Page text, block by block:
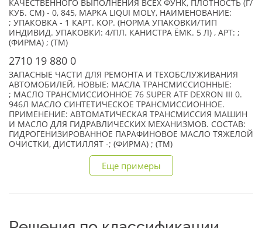
КАЧЕСТВЕННОГО ВЫПОЛНЕНИЯ ВСЕХ ФУНК, ПЛОТНОСТЬ (Г/
КУБ. СМ) - 0, 845, МАРКА LIQUI MOLY, НАИМЕНОВАНИЕ:
; УПАКОВКА - 1 КАРТ. КОР. (НОРМА УПАКОВКИ/ТИП
ИНДИВИД. УПАКОВКИ: 4/ПЛ. КАНИСТРА ЁМК. 5 Л) , АРТ: ;
(ФИРМА) ; (TM)
2710 19 880 0
ЗАПАСНЫЕ ЧАСТИ ДЛЯ РЕМОНТА И ТЕХОБСЛУЖИВАНИЯ
АВТОМОБИЛЕЙ, НОВЫЕ: МАСЛА ТРАНСМИССИОННЫЕ:
; МАСЛО ТРАНСМИССИОННОЕ 76 SUPER ATF DEXRON III 0.
946Л МАСЛО СИНТЕТИЧЕСКОЕ ТРАНСМИССИОННОЕ.
ПРИМЕНЕНИЕ: АВТОМАТИЧЕСКАЯ ТРАНСМИССИЯ МАШИН
И МАСЛО ДЛЯ ГИДРАВЛИЧЕСКИХ МЕХАНИЗМОВ. СОСТАВ:
ГИДРОГЕНИЗИРОВАННОЕ ПАРАФИНОВОЕ МАСЛО ТЯЖЕЛОЙ
ОЧИСТКИ, ДИСТИЛЛЯТ -; (ФИРМА) ; (TM)
Еще примеры